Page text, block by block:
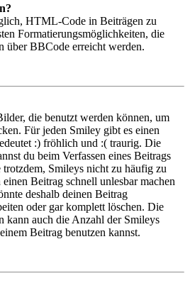
HTML-Code in Beiträgen zu
Formatierungsmöglichkeiten, die
über BBCode erreicht werden.
die benutzt werden können, um
Für jeden Smiley gibt es einen
:) fröhlich und :( traurig. Die
du beim Verfassen eines Beitrags
trotzdem, Smileys nicht zu häufig zu
Beitrag schnell unlesbar machen
deshalb deinen Beitrag
oder gar komplett löschen. Die
kann auch die Anzahl der Smileys
Beitrag benutzen kannst.